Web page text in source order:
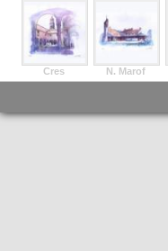
Cres N. Marof